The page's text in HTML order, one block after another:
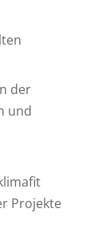
der
und
Projekte